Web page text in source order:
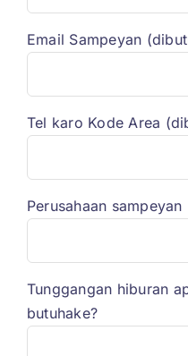
Email Sampeyan
Tel karo Kode Area
Perusahaan sampeyan
Tunggangan hiburan
butuhake?